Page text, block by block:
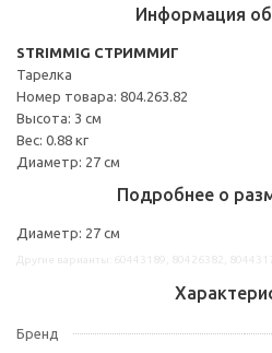
Информация об
STRIMMIG СТРИММИГ
Тарелка
Номер товара: 804.263.82
Высота: 3 см
Вес: 0.88 кг
Диаметр: 27 см
Подробнее о
Диаметр: 27 см
Бренд